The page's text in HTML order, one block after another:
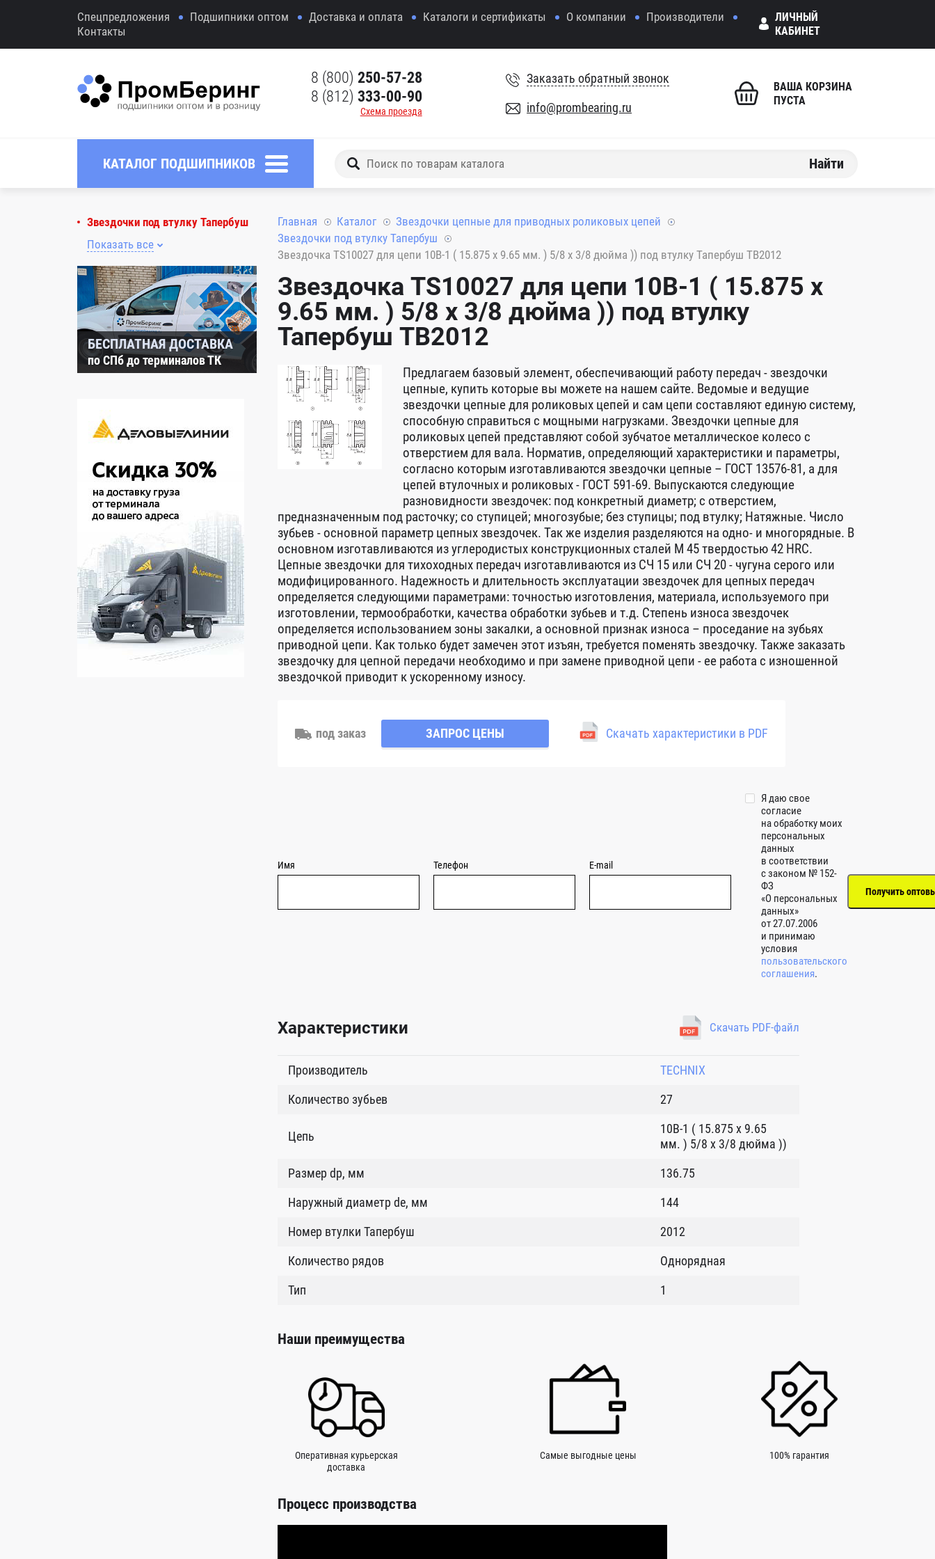
Спецпредложения Подшипники оптом Доставка и оплата Каталоги и сертификаты О компании
Производители
Контакты
ЛИЧНЫЙ
КАБИНЕТ
8 (800) 250-57-28
8 (812) 333-00-90
Схема проезда
Заказать обратный звонок
info@prombearing.ru
ВАША КОРЗИНА
ПУСТА
КАТАЛОГ ПОДШИПНИКОВ Найти
Звездочки под втулку Тапербуш
Показать все
БЕСПЛАТНАЯ ДОСТАВКА
по СПб до терминалов ТК
Главная Каталог
Звездочки цепные для приводных роликовых цепей
Звездочки под втулку Тапербуш
Звездочка TS10027 для цепи 10B-1 ( 15.875 x 9.65 мм. ) 5/8 x 3/8 дюйма )) под втулку Тапербуш TB2012
Звездочка TS10027 для цепи 10B-1 ( 15.875 x
9.65 мм. ) 5/8 x 3/8 дюйма )) под втулку
Тапербуш TB2012
Предлагаем базовый элемент, обеспечивающий работу передач - звездочки
цепные, купить которые вы можете на нашем сайте. Ведомые и ведущие
звездочки цепные для роликовых цепей и сам цепи составляют единую систему,
способную справиться с мощными нагрузками. Звездочки цепные для
роликовых цепей представляют собой зубчатое металлическое колесо с
отверстием для вала. Норматив, определяющий характеристики и параметры,
согласно которым изготавливаются звездочки цепные – ГОСТ 13576-81, а для
цепей втулочных и роликовых - ГОСТ 591-69. Выпускаются следующие
разновидности звездочек: под конкретный диаметр; с отверстием,
предназначенным под расточку; со ступицей; многозубые; без ступицы; под втулку; Натяжные. Число
зубьев - основной параметр цепных звездочек. Так же изделия разделяются на одно- и многорядные. В
основном изготавливаются из углеродистых конструкционных сталей М 45 твердостью 42 HRC.
Цепные звездочки для тихоходных передач изготавливаются из СЧ 15 или СЧ 20 - чугуна серого или
модифицированного. Надежность и длительность эксплуатации звездочек для цепных передач
определяется следующими параметрами: точностью изготовления, материала, используемого при
изготовлении, термообработки, качества обработки зубьев и т.д. Степень износа звездочек
определяется использованием зоны закалки, а основной признак износа – проседание на зубьях
приводной цепи. Как только будет замечен этот изъян, требуется поменять звездочку. Также заказать
звездочку для цепной передачи необходимо и при замене приводной цепи - ее работа с изношенной
звездочкой приводит к ускоренному износу.
под заказ ЗАПРОС ЦЕНЫ Скачать характеристики в PDF
Имя Телефон E-mail
Я даю свое
согласие
на обработку моих
персональных
данных
в соответствии
с законом № 152-
ФЗ
«О персональных
данных»
от 27.07.2006
и принимаю
условия
пользовательского
соглашения.
Характеристики Скачать PDF-файл
Производитель
TECHNIX
Количество зубьев
27
Цепь
10B-1 ( 15.875 x 9.65
мм. ) 5/8 x 3/8 дюйма ))
Размер dp, мм
136.75
Наружный диаметр de, мм
144
Номер втулки Тапербуш
2012
Количество рядов
Однорядная
Тип
1
Наши преимущества
Оперативная курьерская
доставка
Самые выгодные цены 100% гарантия
Процесс производства